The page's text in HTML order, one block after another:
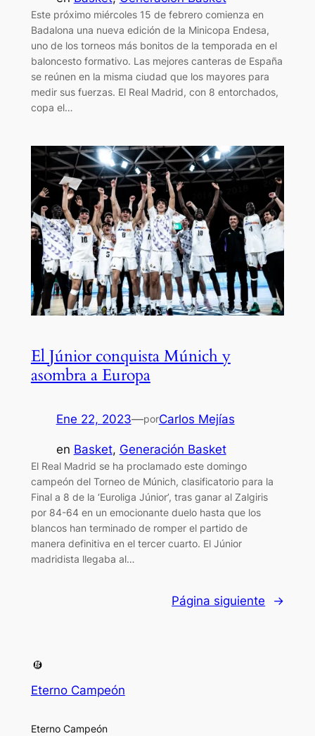
Este próximo miércoles 15 de febrero comienza en
Badalona una nueva edición de la Minicopa Endesa,
uno de los torneos más bonitos de la temporada en el
baloncesto formativo. Las mejores canteras de España
se reúnen en la misma ciudad que los mayores para
medir sus fuerzas. El Real Madrid, con 8 entorchados,
copa el…
El Júnior conquista Múnich y
asombra a Europa
Ene 22, 2023—porCarlos Mejías
en Basket, Generación Basket
El Real Madrid se ha proclamado este domingo
campeón del Torneo de Múnich, clasificatorio para la
Final a 8 de la ‘Euroliga Júnior’, tras ganar al Zalgiris
por 84-64 en un emocionante duelo hasta que los
blancos han terminado de romper el partido de
manera definitiva en el tercer cuarto. El Júnior
madridista llegaba al…
Página siguiente →
Eterno Campeón
Eterno Campeón